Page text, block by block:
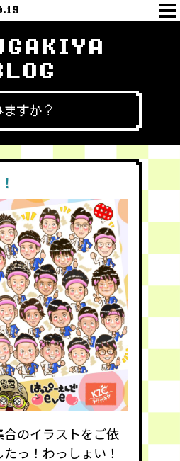
すか？
のイラストをご依
っ！わっしょい！